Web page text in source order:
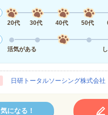
20代
30代 40代 50代
活気がある
日研トータルソーシング株式会
気になる！